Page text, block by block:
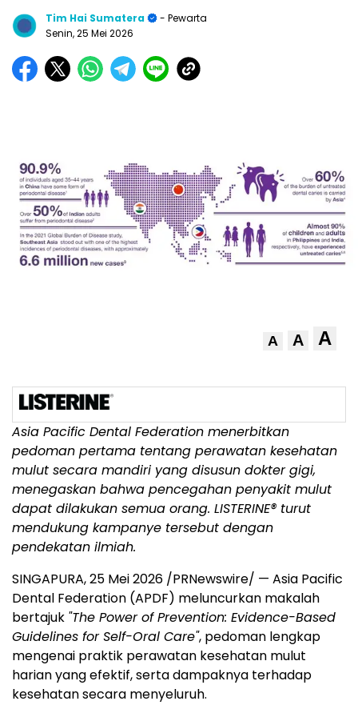
Tim Hai Sumatera
- Pewarta
Senin, 25 Mei 2026
A A A
Asia Pacific Dental Federation menerbitkan
pedoman pertama tentang perawatan kesehatan
mulut secara mandiri yang disusun dokter gigi,
menegaskan bahwa pencegahan penyakit mulut
dapat dilakukan semua orang. LISTERINE® turut
mendukung kampanye tersebut dengan
pendekatan ilmiah.
SINGAPURA,25 Mei 2026 /PRNewswire/ — Asia Pacific
Dental Federation (APDF) meluncurkan makalah
bertajuk "The Power of Prevention: Evidence-Based
Guidelines for Self-Oral Care", pedoman lengkap
mengenai praktik perawatan kesehatan mulut
harian yang efektif, serta dampaknya terhadap
kesehatan secara menyeluruh.